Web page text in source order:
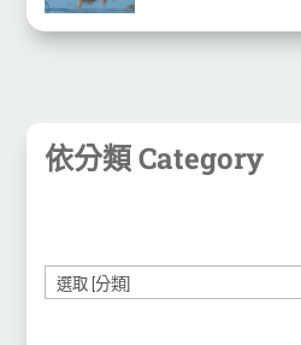
依分類 Category